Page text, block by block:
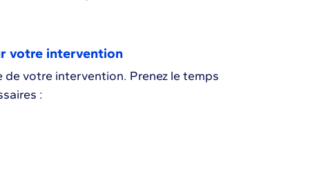
votre intervention
votre intervention. Prenez le temps
: